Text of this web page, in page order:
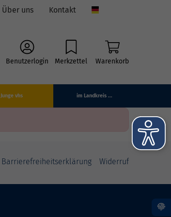
Über uns Kontakt
Benutzerlogin Merkzettel Warenkorb
Junge vhs im Landkreis ...
Barrierefreiheitserklärung Widerruf